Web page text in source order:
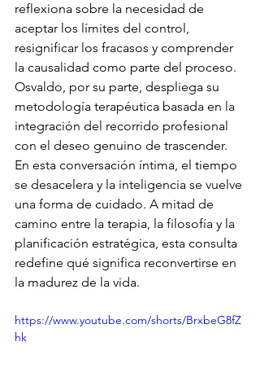
reflexiona sobre la necesidad de
aceptar los límites del control,
resignificar los fracasos y comprender
la causalidad como parte del proceso.
Osvaldo, por su parte, despliega su
metodología terapéutica basada en la
integración del recorrido profesional
con el deseo genuino de trascender.
En esta conversación íntima, el tiempo
se desacelera y la inteligencia se vuelve
una forma de cuidado. A mitad de
camino entre la terapia, la filosofía y la
planificación estratégica, esta consulta
redefine qué significa reconvertirse en
la madurez de la vida.
https://www.youtube.com/shorts/BrxbeG8fZ
hk